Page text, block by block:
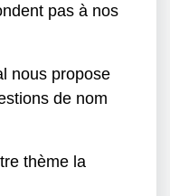
pas à nos
nous propose
de nom
thème la